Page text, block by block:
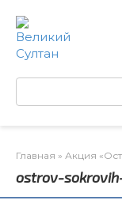
контенту
Поиск:
Главная » Акция
ostrov-